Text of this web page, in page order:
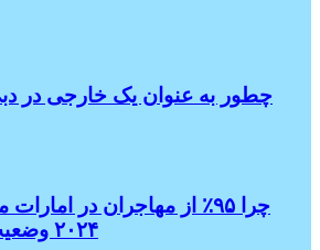
چطور به عنوان یک خارجی در
چرا ۹۵٪ از مهاجران در
۲۰۲۴ وضعیت مالی بهتری دارند